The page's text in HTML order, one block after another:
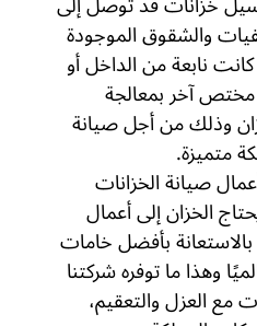
والشقوق الموجودة
نابعة من الداخل أو
مختص آخر بمعالجة
وذلك من أجل صيانة
متميزة.
صيانة الخزانات
الخزان إلى أعمال
بأفضل خامات
وهذا ما توفره شركتنا
العزل والتعقيم،